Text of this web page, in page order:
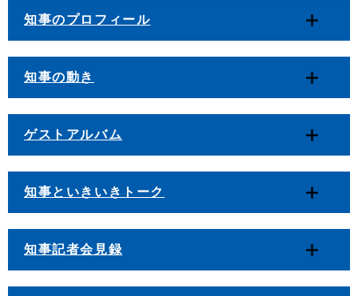
知事のプロフィール
知事の動き
ゲストアルバム
知事といきいきトーク
知事記者会見録